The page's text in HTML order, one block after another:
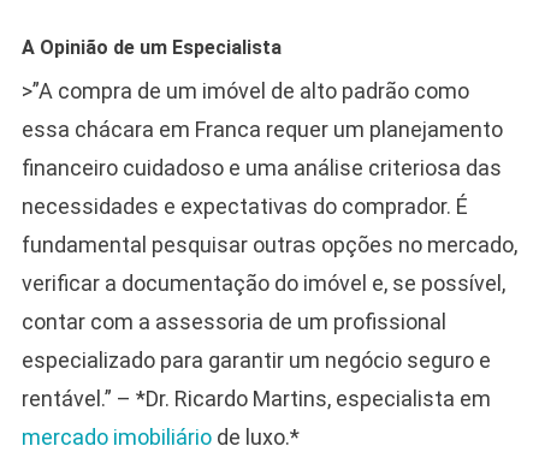
A Opinião de um Especialista
>”A compra de um imóvel de alto padrão como
essa chácara em Franca requer um planejamento
financeiro cuidadoso e uma análise criteriosa das
necessidades e expectativas do comprador. É
fundamental pesquisar outras opções no mercado,
verificar a documentação do imóvel e, se possível,
contar com a assessoria de um profissional
especializado para garantir um negócio seguro e
rentável.” – *Dr. Ricardo Martins, especialista em
mercado imobiliáriode luxo.*